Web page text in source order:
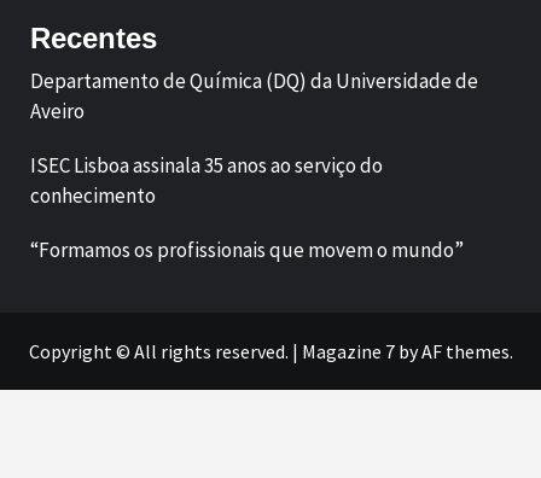
Recentes
Departamento de Química (DQ) da Universidade de
Aveiro
ISEC Lisboa assinala 35 anos ao serviço do
conhecimento
“Formamos os profissionais que movem o mundo”
Copyright © All rights reserved. | Magazine 7by AF themes.